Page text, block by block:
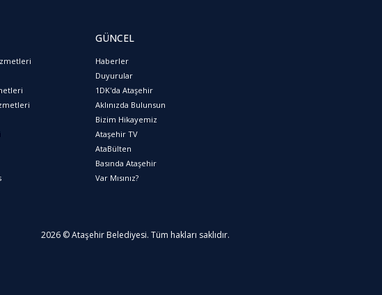
GÜNCEL
Haberler
Duyurular
1DK'da Ataşehir
Aklınızda Bulunsun
Bizim Hikayemiz
Ataşehir TV
AtaBülten
Basında Ataşehir
Var Mısınız?
2026 © Ataşehir Belediyesi. Tüm hakları saklıdır.